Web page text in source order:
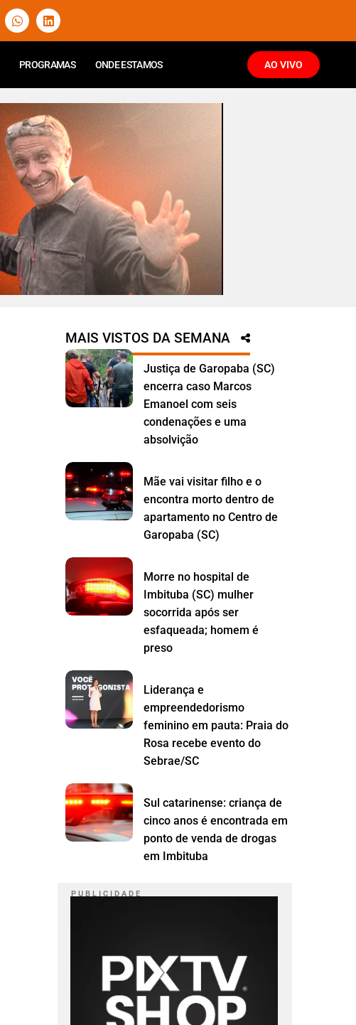
PROGRAMAS ONDE ESTAMOS AO VIVO
MAIS VISTOS DA SEMANA
Justiça de Garopaba (SC)
encerra caso Marcos
Emanoel com seis
condenações e uma
absolvição
Mãe vai visitar filho e o
encontra morto dentro de
apartamento no Centro de
Garopaba (SC)
Morre no hospital de
Imbituba (SC) mulher
socorrida após ser
esfaqueada; homem é
preso
Liderança e
empreendedorismo
feminino em pauta: Praia do
Rosa recebe evento do
Sebrae/SC
Sul catarinense: criança de
cinco anos é encontrada em
ponto de venda de drogas
em Imbituba
P U B L I C I D A D E